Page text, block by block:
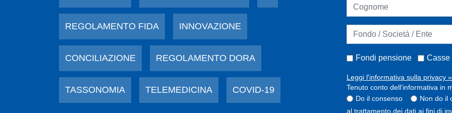
REGOLAMENTO FIDA INNOVAZIONE
CONCILIAZIONE REGOLAMENTO DORA
TASSONOMIA TELEMEDICINA COVID-19
Fondi pensione Casse
Leggi l'informativa sulla privacy »
Tenuto conto dell'informativa in
Do il consenso
Non do il
al trattamento dei dati ai fini di